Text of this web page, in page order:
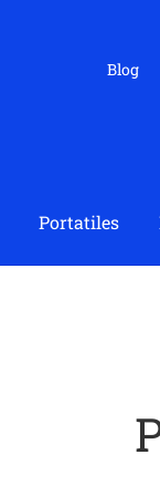
Blog
Portatiles